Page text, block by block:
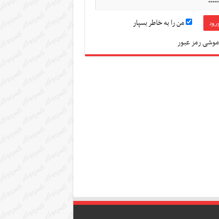
من را به خاطر بسپار
رمز عبور